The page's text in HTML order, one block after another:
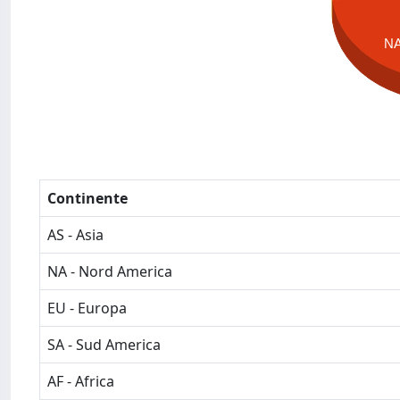
Continente
AS - Asia
NA - Nord America
EU - Europa
SA - Sud America
AF - Africa